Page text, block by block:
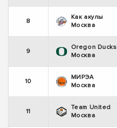
8
Как акулы
Москва
9
Oregon Ducks
Москва
10
МИРЭА
Москва
11
Team United
Москва